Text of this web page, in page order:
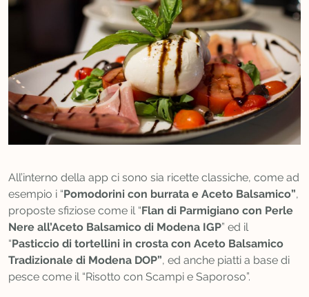
All’interno della app ci sono sia ricette classiche, come ad
esempio i “Pomodorini con burrata e Aceto Balsamico”,
proposte sfiziose come il “Flan di Parmigiano con Perle
Nere all’Aceto Balsamico di Modena IGP” ed il
“Pasticcio di tortellini in crosta con Aceto Balsamico
Tradizionale di Modena DOP”, ed anche piatti a base di
pesce come il “Risotto con Scampi e Saporoso”.